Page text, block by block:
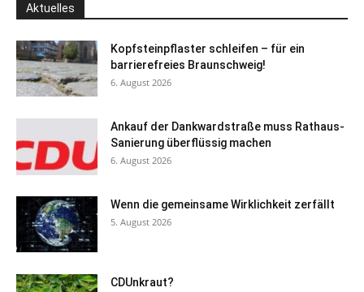
Aktuelles
Kopfsteinpflaster schleifen – für ein
barrierefreies Braunschweig!
6. August 2026
Ankauf der Dankwardstraße muss Rathaus-
Sanierung überflüssig machen
6. August 2026
Wenn die gemeinsame Wirklichkeit zerfällt
5. August 2026
CDUnkraut?